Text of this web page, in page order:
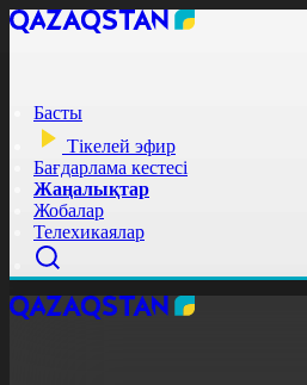
Басты
Тікелей эфир
Бағдарлама кестесі
Жаңалықтар
Жобалар
Телехикаялар